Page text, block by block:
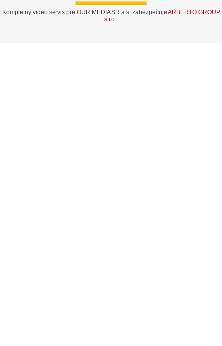
Kompletný video servis pre OUR MEDIA SR a.s. zabezpečuje ARBERTO GROUP
s.r.o..